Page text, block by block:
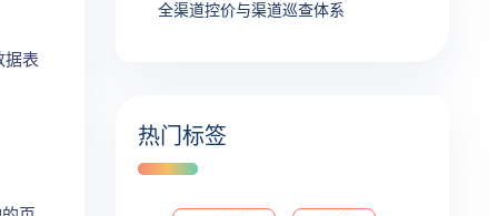
据表
全渠道控价与渠道巡查体系
热门标签